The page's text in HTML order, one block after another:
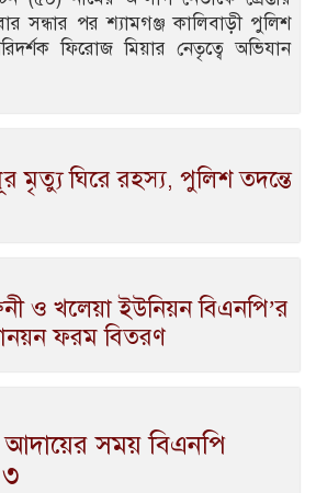
সন্ধার পর শ্যামগঞ্জ কালিবাড়ী পুলিশ
ফিরোজ মিয়ার নেতৃত্বে অভিযান
মৃত্যু ঘিরে রহস্য, পুলিশ তদন্তে
ও খলেয়া ইউনিয়ন বিএনপি’র
ফরম বিতরণ
আদায়ের সময় বিএনপি